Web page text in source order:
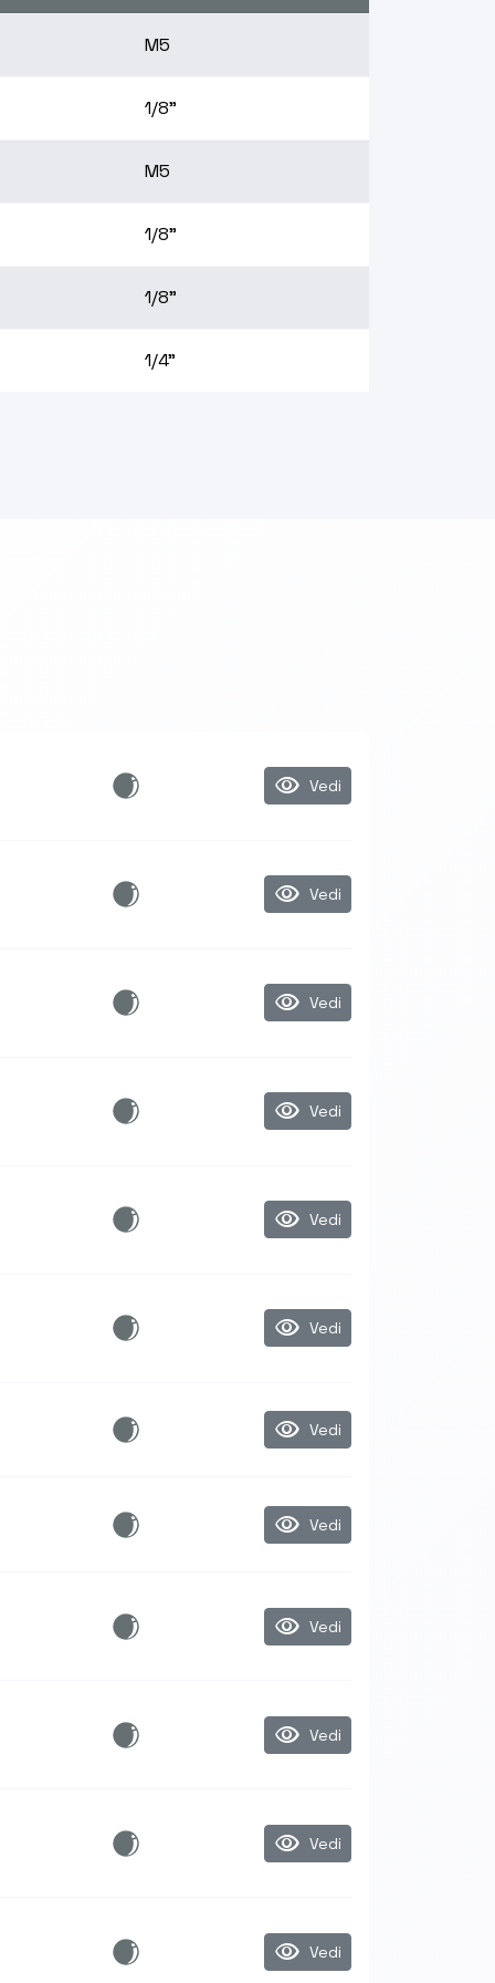
M5
1/8"
M5
1/8"
1/8"
1/4"
visibility Vedi
visibility Vedi
visibility Vedi
visibility Vedi
visibility Vedi
visibility Vedi
visibility Vedi
visibility Vedi
visibility Vedi
visibility Vedi
visibility Vedi
visibility Vedi